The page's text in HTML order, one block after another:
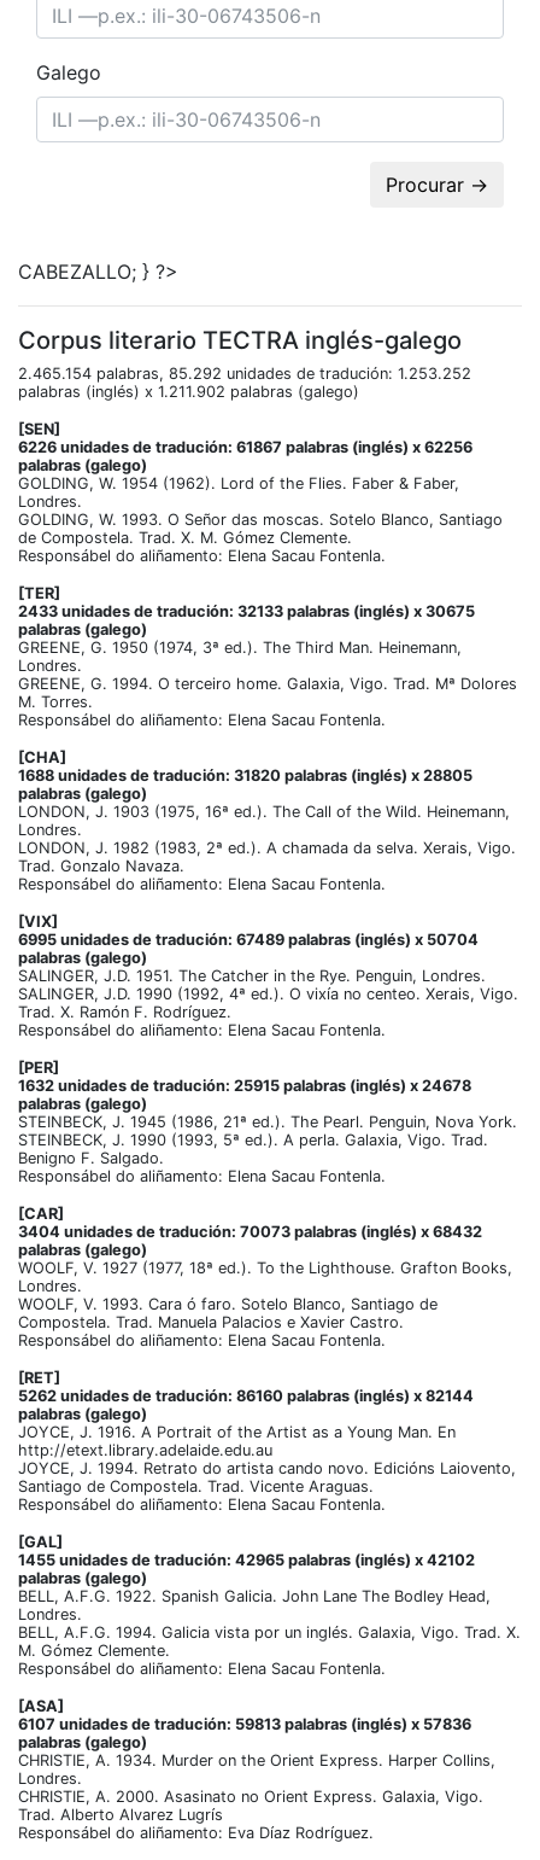
Galego
Procurar →
CABEZALLO; } ?>
Corpus literario TECTRA inglés-galego
2.465.154 palabras, 85.292 unidades de tradución: 1.253.252
palabras (inglés) x 1.211.902 palabras (galego)
[SEN]
6226 unidades de tradución: 61867 palabras (inglés) x 62256
palabras (galego)
GOLDING, W. 1954 (1962). Lord of the Flies. Faber & Faber,
Londres.
GOLDING, W. 1993. O Señor das moscas. Sotelo Blanco, Santiago
de Compostela. Trad. X. M. Gómez Clemente.
Responsábel do aliñamento: Elena Sacau Fontenla.
[TER]
2433 unidades de tradución: 32133 palabras (inglés) x 30675
palabras (galego)
GREENE, G. 1950 (1974, 3ª ed.). The Third Man. Heinemann,
Londres.
GREENE, G. 1994. O terceiro home. Galaxia, Vigo. Trad. Mª Dolores
M. Torres.
Responsábel do aliñamento: Elena Sacau Fontenla.
[CHA]
1688 unidades de tradución: 31820 palabras (inglés) x 28805
palabras (galego)
LONDON, J. 1903 (1975, 16ª ed.). The Call of the Wild. Heinemann,
Londres.
LONDON, J. 1982 (1983, 2ª ed.). A chamada da selva. Xerais, Vigo.
Trad. Gonzalo Navaza.
Responsábel do aliñamento: Elena Sacau Fontenla.
[VIX]
6995 unidades de tradución: 67489 palabras (inglés) x 50704
palabras (galego)
SALINGER, J.D. 1951. The Catcher in the Rye. Penguin, Londres.
SALINGER, J.D. 1990 (1992, 4ª ed.). O vixía no centeo. Xerais, Vigo.
Trad. X. Ramón F. Rodríguez.
Responsábel do aliñamento: Elena Sacau Fontenla.
[PER]
1632 unidades de tradución: 25915 palabras (inglés) x 24678
palabras (galego)
STEINBECK, J. 1945 (1986, 21ª ed.). The Pearl. Penguin, Nova York.
STEINBECK, J. 1990 (1993, 5ª ed.). A perla. Galaxia, Vigo. Trad.
Benigno F. Salgado.
Responsábel do aliñamento: Elena Sacau Fontenla.
[CAR]
3404 unidades de tradución: 70073 palabras (inglés) x 68432
palabras (galego)
WOOLF, V. 1927 (1977, 18ª ed.). To the Lighthouse. Grafton Books,
Londres.
WOOLF, V. 1993. Cara ó faro. Sotelo Blanco, Santiago de
Compostela. Trad. Manuela Palacios e Xavier Castro.
Responsábel do aliñamento: Elena Sacau Fontenla.
[RET]
5262 unidades de tradución: 86160 palabras (inglés) x 82144
palabras (galego)
JOYCE, J. 1916. A Portrait of the Artist as a Young Man. En
http://etext.library.adelaide.edu.au
JOYCE, J. 1994. Retrato do artista cando novo. Edicións Laiovento,
Santiago de Compostela. Trad. Vicente Araguas.
Responsábel do aliñamento: Elena Sacau Fontenla.
[GAL]
1455 unidades de tradución: 42965 palabras (inglés) x 42102
palabras (galego)
BELL, A.F.G. 1922. Spanish Galicia. John Lane The Bodley Head,
Londres.
BELL, A.F.G. 1994. Galicia vista por un inglés. Galaxia, Vigo. Trad. X.
M. Gómez Clemente.
Responsábel do aliñamento: Elena Sacau Fontenla.
[ASA]
6107 unidades de tradución: 59813 palabras (inglés) x 57836
palabras (galego)
CHRISTIE, A. 1934. Murder on the Orient Express. Harper Collins,
Londres.
CHRISTIE, A. 2000. Asasinato no Orient Express. Galaxia, Vigo.
Trad. Alberto Alvarez Lugrís
Responsábel do aliñamento: Eva Díaz Rodríguez.